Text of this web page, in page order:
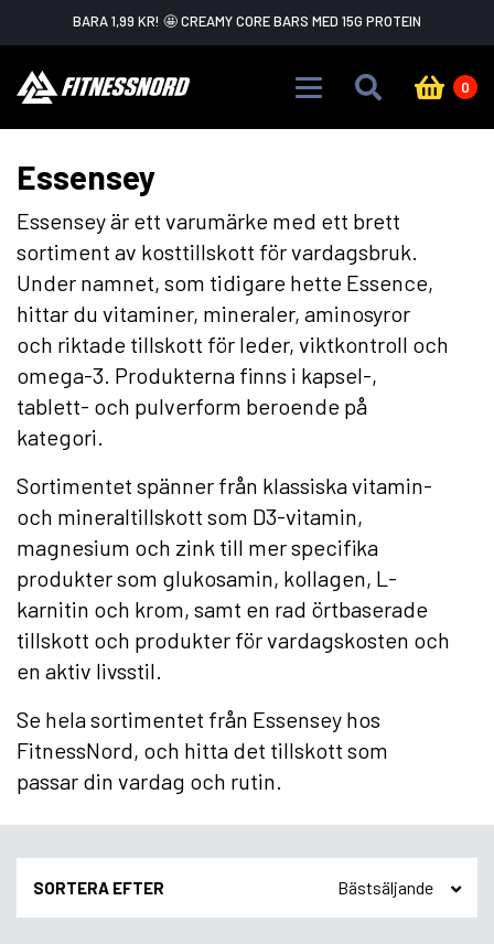
Skip to main content
BARA 1,99 KR! 🤩 CREAMY CORE BARS MED 15G PROTEIN
0
Essensey
Essensey är ett varumärke med ett brett
sortiment av kosttillskott för vardagsbruk.
Under namnet, som tidigare hette Essence,
hittar du vitaminer, mineraler, aminosyror
och riktade tillskott för leder, viktkontroll och
omega-3. Produkterna finns i kapsel-,
tablett- och pulverform beroende på
kategori.
Sortimentet spänner från klassiska vitamin-
och mineraltillskott som D3-vitamin,
magnesium och zink till mer specifika
produkter som glukosamin, kollagen, L-
karnitin och krom, samt en rad örtbaserade
tillskott och produkter för vardagskosten och
en aktiv livsstil.
Se hela sortimentet från Essensey hos
FitnessNord, och hitta det tillskott som
passar din vardag och rutin.
SORTERA EFTER